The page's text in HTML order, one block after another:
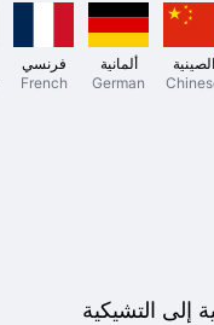
الصينية
ألمانية
German
فرنسي
French
إلى التشيكية